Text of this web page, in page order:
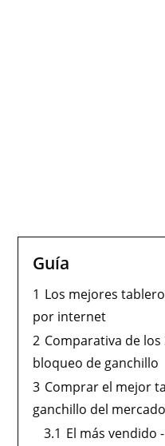
Guía
1 Los mejores
por internet
2 Comparativa de
bloqueo de ganchillo
3 Comprar el mejor
ganchillo del mercado
3.1 El más vendido